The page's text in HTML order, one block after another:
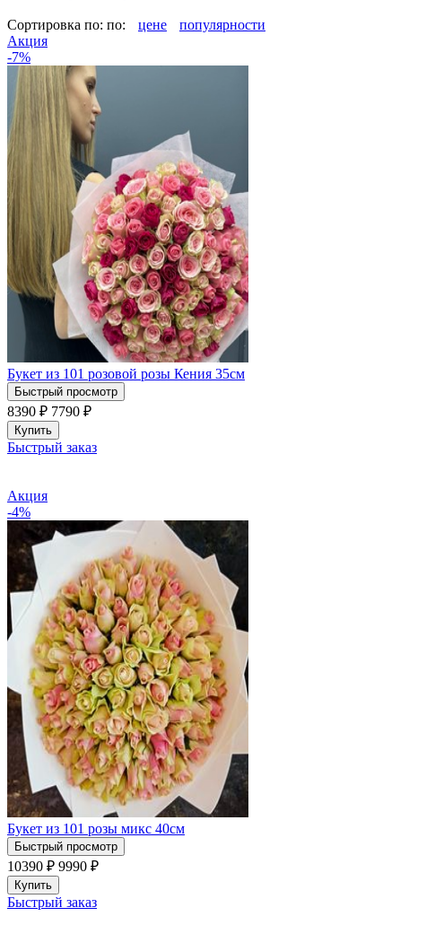
Сортировка по: по: цене
популярности
Акция
-7%
Букет из 101 розовой розы Кения 35см
Быстрый просмотр
8390 ₽ 7790 ₽
Купить
Быстрый заказ
Акция
-4%
Букет из 101 розы микс 40см
Быстрый просмотр
10390 ₽ 9990 ₽
Купить
Быстрый заказ